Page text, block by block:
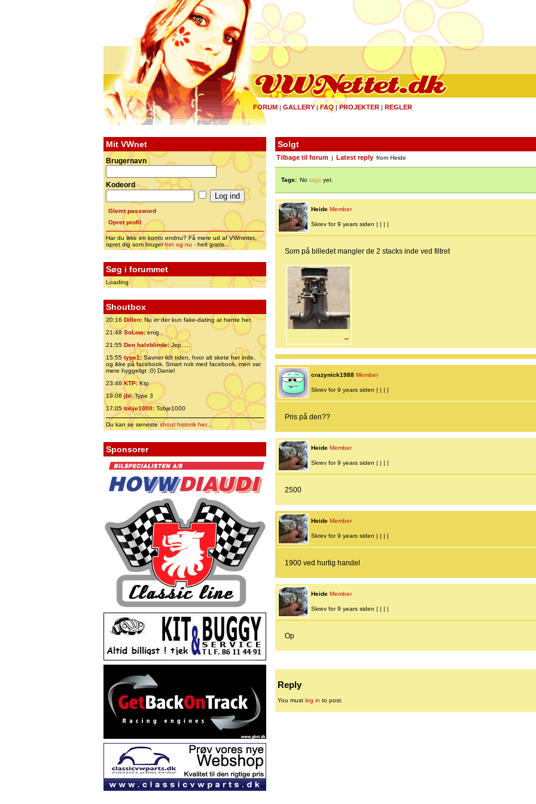
FORUM | GALLERY|FAQ | PROJEKTER | REGLER
Mit VWnet
Brugernavn
Kodeord
Glemt password
Opret profil
Har du ikke en konto endnu? Få mere ud af VWnettet,
opret dig som brugerher og nu - helt gratis...
Søg i forummet
Loading
Shoutbox
20:16 Dillen: Nu er der kun fake-dating at hente her.
21:48 SoLow:enig..
21:55 Den halvblinde:Jep.....
15:55 type1:Savner lidt tiden, hvor alt skete her inde,
og ikke på facebook. Smart nok med facebook, men var
mere hyggeligt ;0) Daniel
23:46 KTP:Ktp
19:06jbl:Type 3
17:05tobje1000: Tobje1000
Du kan se senesteshout historik her...
Sponsorer
Solgt
Tilbage til forum Latest reply from Heide
Tags: No tags yet.
Heide Member
Skrev for 9 years siden | | | |
Som på billedet mangler de 2 stacks inde ved filtret
→
crazynick1988 Member
Skrev for 9 years siden | | | |
Pris på den??
Heide Member
Skrev for 9 years siden | | | |
2500
Heide Member
Skrev for 9 years siden | | | |
1900 ved hurtig handel
Heide Member
Skrev for 9 years siden | | | |
Op
Reply
You must log in to post.